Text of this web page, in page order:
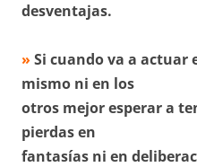
desventajas.
» Si cuando va a actuar
mismo ni en los
otros mejor esperar a
pierdas en
fantasías ni en